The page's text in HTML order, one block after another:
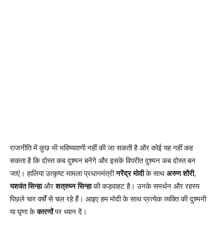
राजनीति में कुछ भी भविष्यवाणी नहीं की जा सकती है और कोई यह नहीं कह
सकता है कि दोस्त कब दुश्मन बनेंगे और इसके विपरीत दुश्मन कब दोस्त बन
जाएं। हालिया उत्कृष्ट मामला प्रधानमंत्रीनरेंद्र मोदीके साथ अरुण शौरी,
यशवंत सिन्हाऔरशत्रुघ्न सिन्हाकी कड़वाहट है। उनके समर्थन और रहस्य
पिछले चार वर्षों से चल रहे हैं। आइए हम मोदी के साथ प्रत्येक व्यक्ति की दुश्मनी
या घृणा केकारणोंपर ध्यान दें।